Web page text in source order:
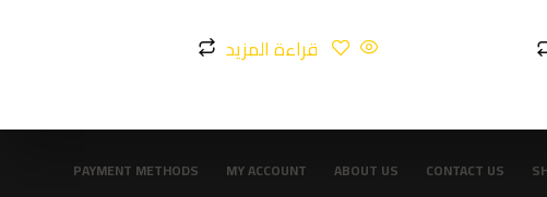
قراءة المزيد
CONTACT US
ABOUT US
MY ACCOUNT
PAYMENT METHODS